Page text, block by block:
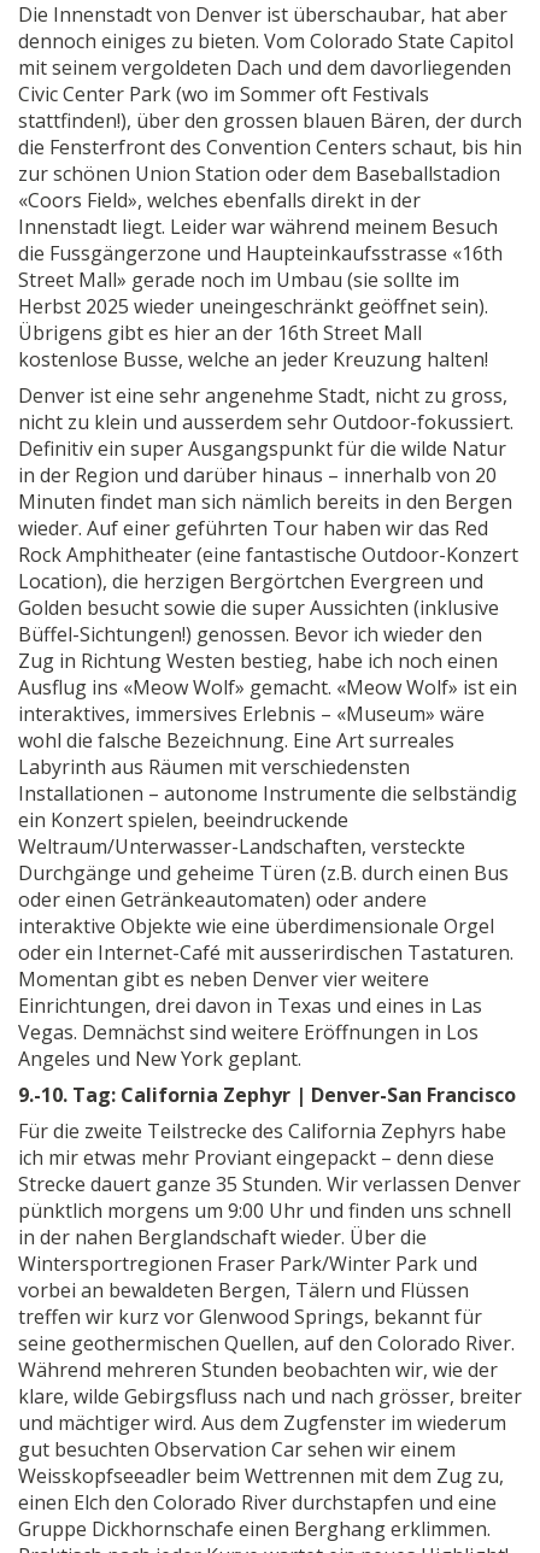
Die Innenstadt von Denver ist überschaubar, hat aber
dennoch einiges zu bieten. Vom Colorado State Capitol
mit seinem vergoldeten Dach und dem davorliegenden
Civic Center Park (wo im Sommer oft Festivals
stattfinden!), über den grossen blauen Bären, der durch
die Fensterfront des Convention Centers schaut, bis hin
zur schönen Union Station oder dem Baseballstadion
«Coors Field», welches ebenfalls direkt in der
Innenstadt liegt. Leider war während meinem Besuch
die Fussgängerzone und Haupteinkaufsstrasse «16th
Street Mall» gerade noch im Umbau (sie sollte im
Herbst 2025 wieder uneingeschränkt geöffnet sein).
Übrigens gibt es hier an der 16th Street Mall
kostenlose Busse, welche an jeder Kreuzung halten!
Denver ist eine sehr angenehme Stadt, nicht zu gross,
nicht zu klein und ausserdem sehr Outdoor-fokussiert.
Definitiv ein super Ausgangspunkt für die wilde Natur
in der Region und darüber hinaus – innerhalb von 20
Minuten findet man sich nämlich bereits in den Bergen
wieder. Auf einer geführten Tour haben wir das Red
Rock Amphitheater (eine fantastische Outdoor-Konzert
Location), die herzigen Bergörtchen Evergreen und
Golden besucht sowie die super Aussichten (inklusive
Büffel-Sichtungen!) genossen. Bevor ich wieder den
Zug in Richtung Westen bestieg, habe ich noch einen
Ausflug ins «Meow Wolf» gemacht. «Meow Wolf» ist ein
interaktives, immersives Erlebnis – «Museum» wäre
wohl die falsche Bezeichnung. Eine Art surreales
Labyrinth aus Räumen mit verschiedensten
Installationen – autonome Instrumente die selbständig
ein Konzert spielen, beeindruckende
Weltraum/Unterwasser-Landschaften, versteckte
Durchgänge und geheime Türen (z.B. durch einen Bus
oder einen Getränkeautomaten) oder andere
interaktive Objekte wie eine überdimensionale Orgel
oder ein Internet-Café mit ausserirdischen Tastaturen.
Momentan gibt es neben Denver vier weitere
Einrichtungen, drei davon in Texas und eines in Las
Vegas. Demnächst sind weitere Eröffnungen in Los
Angeles und New York geplant.
9.-10. Tag: California Zephyr | Denver-San Francisco
Für die zweite Teilstrecke des California Zephyrs habe
ich mir etwas mehr Proviant eingepackt – denn diese
Strecke dauert ganze 35 Stunden. Wir verlassen Denver
pünktlich morgens um 9:00 Uhr und finden uns schnell
in der nahen Berglandschaft wieder. Über die
Wintersportregionen Fraser Park/Winter Park und
vorbei an bewaldeten Bergen, Tälern und Flüssen
treffen wir kurz vor Glenwood Springs, bekannt für
seine geothermischen Quellen, auf den Colorado River.
Während mehreren Stunden beobachten wir, wie der
klare, wilde Gebirgsfluss nach und nach grösser, breiter
und mächtiger wird. Aus dem Zugfenster im wiederum
gut besuchten Observation Car sehen wir einem
Weisskopfseeadler beim Wettrennen mit dem Zug zu,
einen Elch den Colorado River durchstapfen und eine
Gruppe Dickhornschafe einen Berghang erklimmen.